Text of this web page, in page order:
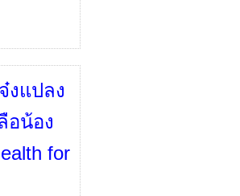
งแปลง
อน้อง
for